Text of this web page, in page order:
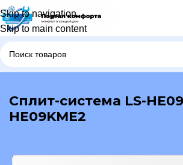
Skip to navigation
Skip to main content
В каталог
Сплит-система LS-
HE09KME2